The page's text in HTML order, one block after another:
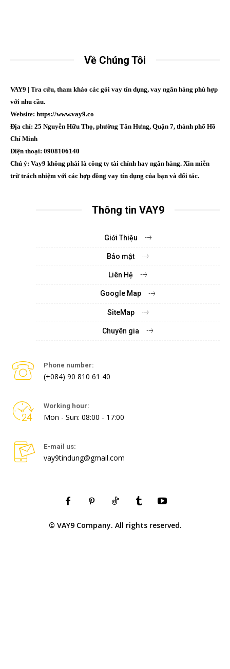
Về Chúng Tôi
VAY9 | Tra cứu, tham khảo các gói vay tín dụng, vay ngân hàng phù hợp
với nhu cầu.
Website: https://www.vay9.co
Địa chỉ: 25 Nguyễn Hữu Thọ, phường Tân Hưng, Quận 7, thành phố Hồ
Chí Minh
Điện thoại: 0908106140
Chú ý: Vay9 không phải là công ty tài chính hay ngân hàng. Xin miễn
trừ trách nhiệm với các hợp đồng vay tín dụng của bạn và đối tác.
Thông tin VAY9
Giới Thiệu
Bảo mật
Liên Hệ
Google Map
SiteMap
Chuyên gia
Phone number:
(+084) 90 810 61 40
Working hour:
Mon - Sun: 08:00 - 17:00
E-mail us:
vay9tindung@gmail.com
© VAY9 Company. All rights reserved.